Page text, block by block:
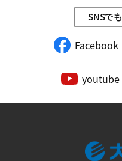
SNSで
Facebook
youtube